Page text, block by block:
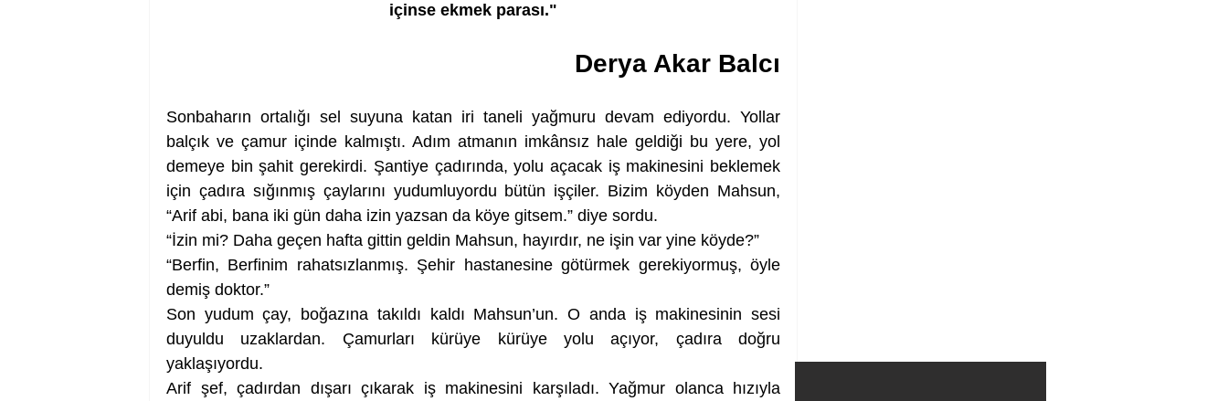
içinse ekmek parası."
Derya Akar Balcı
Sonbaharın ortalığı sel suyuna katan iri taneli yağmuru devam ediyordu. Yollar
balçık ve çamur içinde kalmıştı. Adım atmanın imkânsız hale geldiği bu yere, yol
demeye bin şahit gerekirdi. Şantiye çadırında, yolu açacak iş makinesini beklemek
için çadıra sığınmış çaylarını yudumluyordu bütün işçiler. Bizim köyden Mahsun,
“Arif abi, bana iki gün daha izin yazsan da köye gitsem.” diye sordu.
“İzin mi? Daha geçen hafta gittin geldin Mahsun, hayırdır, ne işin var yine köyde?”
“Berfin, Berfinim rahatsızlanmış. Şehir hastanesine götürmek gerekiyormuş, öyle
demiş doktor.”
Son yudum çay, boğazına takıldı kaldı Mahsun’un. O anda iş makinesinin sesi
duyuldu uzaklardan. Çamurları kürüye kürüye yolu açıyor, çadıra doğru
yaklaşıyordu.
Arif şef, çadırdan dışarı çıkarak iş makinesini karşıladı. Yağmur olanca hızıyla